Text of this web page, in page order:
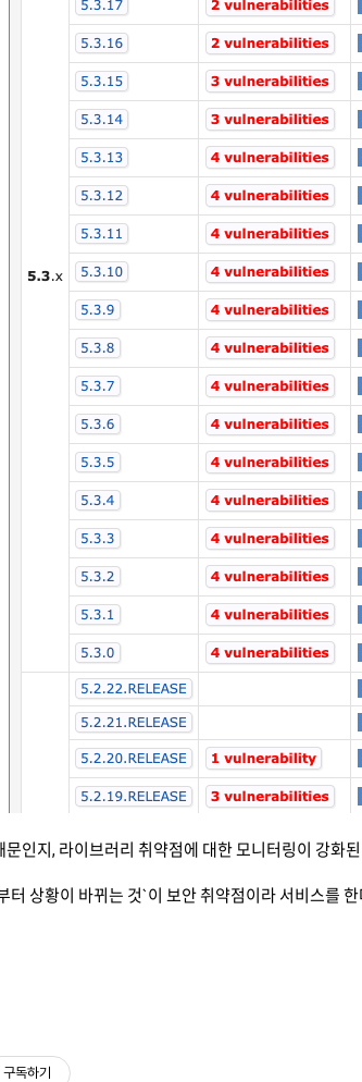
문인지, 라이브러리 취약점에 대한 모니터링이 강화
터 상황이 바뀌는 것`이 보안 취약점이라 서비스를
구독하기